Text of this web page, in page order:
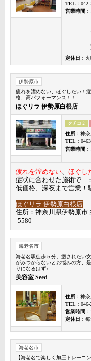
TEL ：
営業時間
定休日 ：
伊勢原市
疲れを溜めない、ほぐしたい！
格、高パフォーマンス！！
ほぐリラ 伊勢原白根店
クチコミ
住所 ：神
TEL ：
営業時間
疲れを溜めない、 ほぐし
症状に合わせた施術で
低価格、深夜まで営業！
ほぐリラ 伊勢原白根店
住所：神奈川県伊勢原
-5580
海老名市
海老名駅徒歩５分。癒されたい
がみつからないとお悩みの方、
りになるはず♪
美容室 Seed
住所 ：神
TEL ：
営業時間
定休日 ：
海老名市
【海老名で楽しく加圧トレーニ